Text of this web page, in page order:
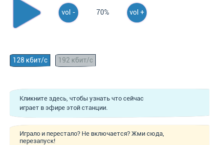
vol - 70% vol +
128 кбит/с 192 кбит/с
Кликните здесь, чтобы узнать что сейчас
играет в эфире этой станции.
Играло и перестало? Не включается? Жми сюда,
перезапуск!